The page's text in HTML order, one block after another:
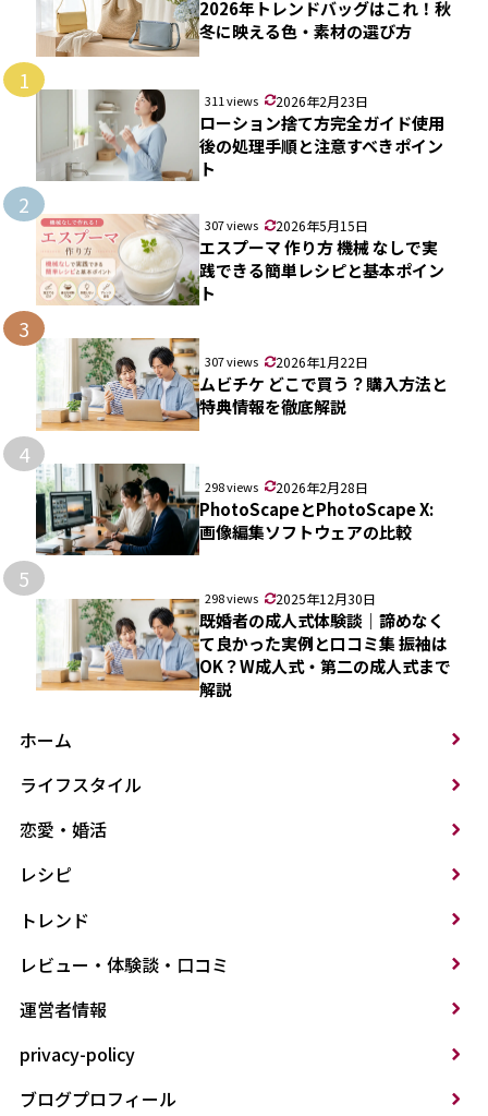
2026年トレンドバッグはこれ！秋
冬に映える色・素材の選び方
1
311 views 2026年2月23日
ローション捨て方完全ガイド使用
後の処理手順と注意すべきポイン
ト
2
307 views 2026年5月15日
エスプーマ 作り方 機械 なしで実
践できる簡単レシピと基本ポイン
ト
3
307 views 2026年1月22日
ムビチケ どこで買う？購入方法と
特典情報を徹底解説
4
298 views 2026年2月28日
PhotoScapeとPhotoScape X:
画像編集ソフトウェアの比較
5
298 views 2025年12月30日
既婚者の成人式体験談｜諦めなく
て良かった実例と口コミ集 振袖は
OK？W成人式・第二の成人式まで
解説
ホーム
ライフスタイル
恋愛・婚活
レシピ
トレンド
レビュー・体験談・口コミ
運営者情報
privacy-policy
ブログプロフィール